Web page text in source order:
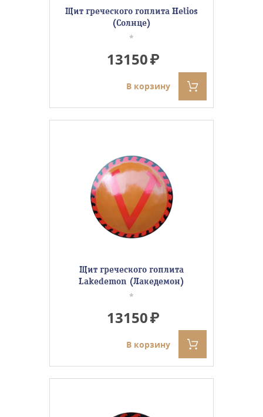
Щит греческого гоплита Helios
(Солнце)
*
13150
В корзину
Щит греческого гоплита
Lakedemon (Лакедемон)
*
13150
В корзину